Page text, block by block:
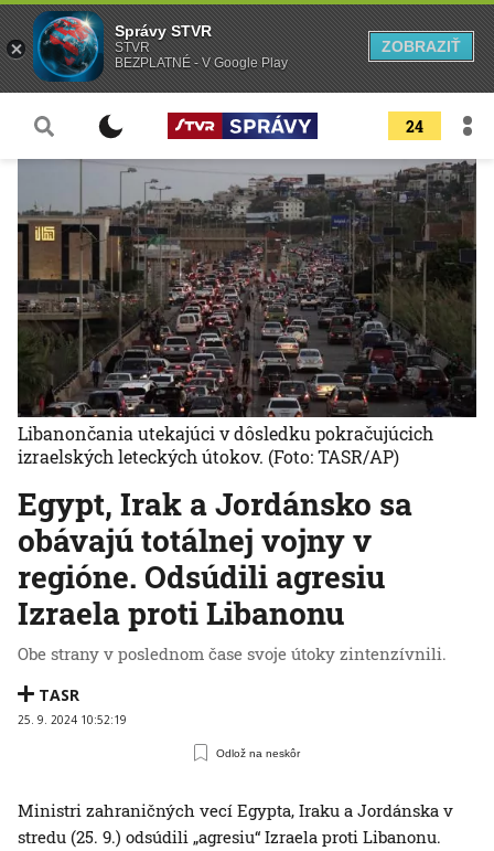
24
Egypt, Irak a Jordánsko sa
obávajú totálnej vojny v
regióne. Odsúdili agresiu
Izraela proti Libanonu
Obe strany v poslednom čase svoje útoky zintenzívnili.
TASR
25. 9. 2024 10:52:19
Odlož na neskôr
Libanončania utekajúci v dôsledku pokračujúcich
izraelských leteckých útokov. (Foto: TASR/AP)
Ministri zahraničných vecí Egypta, Iraku a Jordánska v
stredu (25. 9.) odsúdili „agresiu“ Izraela proti Libanonu.
Správy STVR
STVR
BEZPLATNÉ - V Google Play
ZOBRAZIŤ